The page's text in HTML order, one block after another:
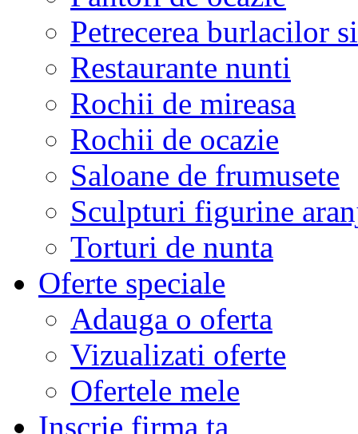
Petrecerea burlacilor
Restaurante nunti
Rochii de mireasa
Rochii de ocazie
Saloane de frumusete
Sculpturi figurine
Torturi de nunta
Oferte speciale
Adauga o oferta
Vizualizati oferte
Ofertele mele
Inscrie firma ta